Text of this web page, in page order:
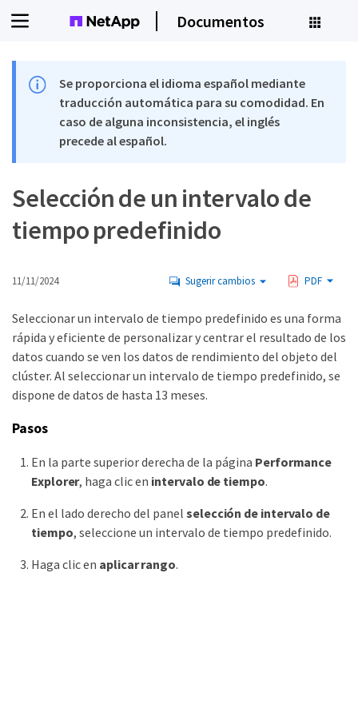
Documentos
Se proporciona el idioma español mediante
traducción automática para su comodidad. En
caso de alguna inconsistencia, el inglés
precede al español.
Selección de un intervalo de
tiempo predefinido
11/11/2024 Sugerir cambios PDF
Seleccionar un intervalo de tiempo predefinido es una forma
rápida y eficiente de personalizar y centrar el resultado de los
datos cuando se ven los datos de rendimiento del objeto del
clúster. Al seleccionar un intervalo de tiempo predefinido, se
dispone de datos de hasta 13 meses.
Pasos
En la parte superior derecha de la página Performance
Explorer, haga clic en intervalo de tiempo.
En el lado derecho del panel selección de intervalo de
tiempo, seleccione un intervalo de tiempo predefinido.
Haga clic en aplicar rango.